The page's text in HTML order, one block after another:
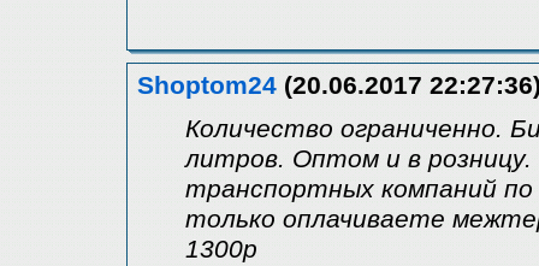
Shoptom24 (20.06.2017
Количество ограниченно.
литров. Оптом и в розницу.
транспортных компаний
только оплачиваете
1300р